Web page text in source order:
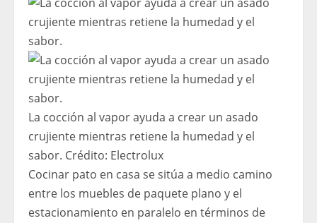
La cocción al vapor ayuda a crear un asado
crujiente mientras retiene la humedad y el
sabor. Crédito: Electrolux
Cocinar pato en casa se sitúa a medio camino
entre los muebles de paquete plano y el
estacionamiento en paralelo en términos de